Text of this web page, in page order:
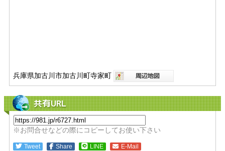
兵庫県加古川市加古川町寺家町
共有URL
※お問合せなどの際にコピーしてお使い下さい
Tweet Share LINE E-Mail